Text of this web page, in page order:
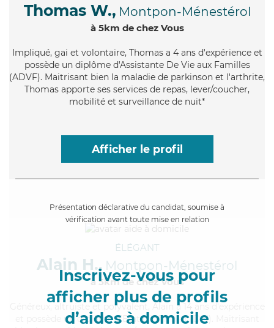
Thomas W., Montpon-Ménestérol
à 5km de chez Vous
Impliqué, gai et volontaire, Thomas a 4 ans d'expérience et
possède un diplôme d'Assistante De Vie aux Familles
(ADVF). Maitrisant bien la maladie de parkinson et l'arthrite,
Thomas apporte ses services de repas, lever/coucher,
mobilité et surveillance de nuit*
Afficher le profil
Présentation déclarative du candidat, soumise à
vérification avant toute mise en relation
Inscrivez-vous pour
afficher plus de profils
d’aides à domicile
ÉLÉGANT
Alain H., Montpon-Ménestérol
à 5km de chez Vous
, altruiste et polyvalent, Alain a 14 ans d'expérience
et possède un diplôme d'Etat d'infirmier (DEI). Maitrisant